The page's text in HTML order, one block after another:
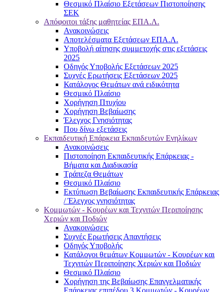
Θεσμικό Πλαίσιο Εξετάσεων Πιστοποίησης
ΣΕΚ
Απόφοιτοι τάξης μαθητείας ΕΠΑ.Λ.
Ανακοινώσεις
Αποτελέσματα Εξετάσεων ΕΠΑ.Λ.
Υποβολή αίτησης συμμετοχής στις εξετάσεις
2025
Οδηγός Υποβολής Εξετάσεων 2025
Συχνές Ερωτήσεις Εξετάσεων 2025
Κατάλογος Θεμάτων ανά ειδικότητα
Θεσμικό Πλαίσιο
Χορήγηση Πτυχίου
Χορήγηση Βεβαίωσης
Έλεγχος Γνησιότητας
Που δίνω εξετάσεις
Εκπαιδευτική Επάρκεια Εκπαιδευτών Ενηλίκων
Ανακοινώσεις
Πιστοποίηση Εκπαιδευτικής Επάρκειας -
Βήματα και Διαδικασία
Τράπεζα Θεμάτων
Θεσμικό Πλαίσιο
Εκτύπωση Βεβαίωσης Εκπαιδευτικής Επάρκειας
/ Έλεγχος γνησιότητας
Κομμωτών - Κουρέων και Τεχνιτών Περιποίησης
Χεριών και Ποδιών
Ανακοινώσεις
Συχνές Ερωτήσεις Απαντήσεις
Οδηγός Υποβολής
Κατάλογοι θεμάτων Κομμωτών - Κουρέων και
Τεχνιτών Περιποίησης Χεριών και Ποδιών
Θεσμικό Πλαίσιο
Χορήγηση της Βεβαίωσης Επαγγελματικής
Επάρκειας επιπέδου 3 Κομμωτών - Κουρέων